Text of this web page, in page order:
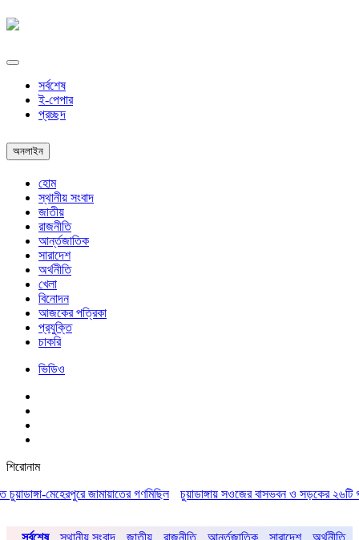
সর্বশেষ
ই-পেপার
প্রচ্ছদ
অনলাইন
হোম
স্থানীয় সংবাদ
জাতীয়
রাজনীতি
আর্ন্তজাতিক
সারাদেশ
অর্থনীতি
খেলা
বিনোদন
আজকের পত্রিকা
প্রযুক্তি
চাকরি
ভিডিও
শিরোনাম
মেহেরপুরে জামায়াতের গণমিছিল
চুয়াডাঙ্গায় সওজের বাসভবন ও সড়কের ২৬টি গাছ